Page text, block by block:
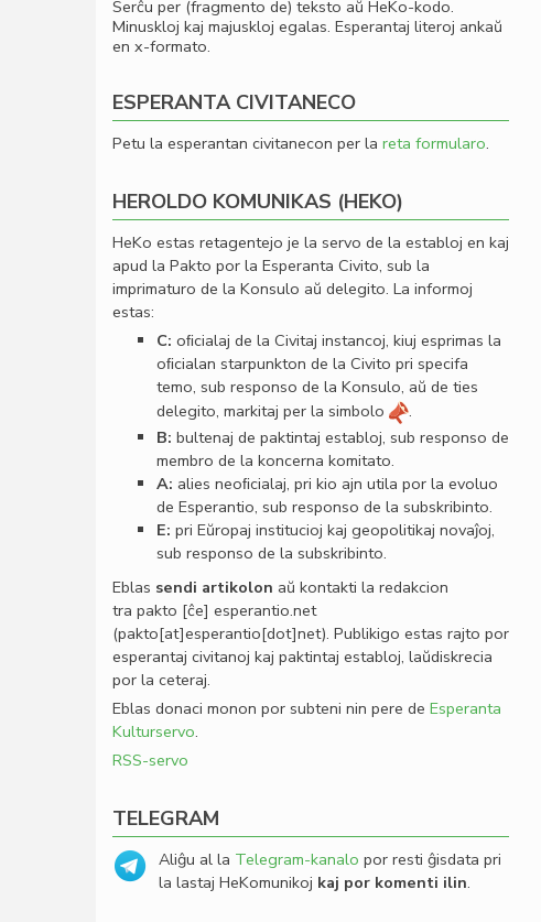
Serĉu per (fragmento de) teksto aŭ HeKo-kodo.
Minuskloj kaj majuskloj egalas. Esperantaj literoj ankaŭ
en x-formato.
ESPERANTA CIVITANECO
Petu la esperantan civitanecon per la reta formularo.
HEROLDO KOMUNIKAS (HEKO)
HeKo estas retagentejo je la servo de la establoj en kaj
apud la Pakto por la Esperanta Civito, sub la
imprimaturo de la Konsulo aŭ delegito. La informoj
estas:
C: oﬁcialaj de la Civitaj instancoj, kiuj esprimas la
oﬁcialan starpunkton de la Civito pri specifa
temo, sub responso de la Konsulo, aŭ de ties
delegito, markitaj per la simbolo
.
B: bultenaj de paktintaj establoj, sub responso de
membro de la koncerna komitato.
A: alies neoﬁcialaj, pri kio ajn utila por la evoluo
de Esperantio, sub responso de la subskribinto.
E: pri Eŭropaj institucioj kaj geopolitikaj novaĵoj,
sub responso de la subskribinto.
Eblas sendi artikolon aŭ kontakti la redakcion
tra pakto [ĉe] esperantio.net
(pakto[at]esperantio[dot]net). Publikigo estas rajto por
esperantaj civitanoj kaj paktintaj establoj, laŭdiskrecia
por la ceteraj.
Eblas donaci monon por subteni nin pere de Esperanta
Kulturservo.
RSS-servo
TELEGRAM
Aliĝu al la Telegram-kanalo por resti ĝisdata pri
la lastaj HeKomunikoj kaj por komenti ilin.